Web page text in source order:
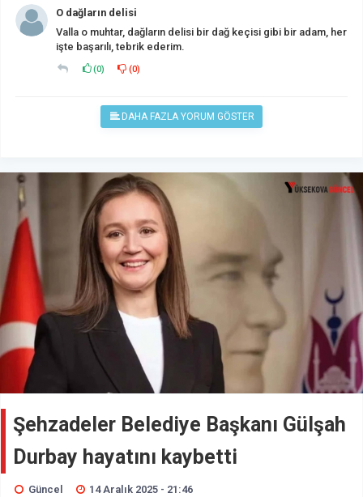
O dağların delisi
Valla o muhtar, dağların delisi bir dağ keçisi gibi bir adam, her
işte başarılı, tebrik ederim.
(0) (0)
DAHA FAZLA YORUM GÖSTER
Şehzadeler Belediye Başkanı Gülşah
Durbay hayatını kaybetti
Güncel 14 Aralık 2025 - 21:46